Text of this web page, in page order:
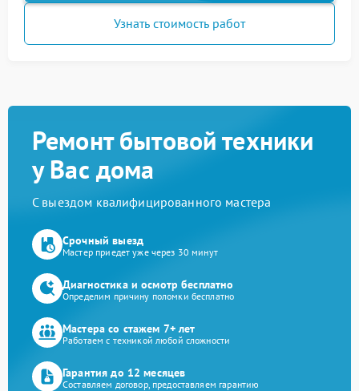
Узнать стоимость работ
Ремонт бытовой техники
у Вас дома
С выездом квалифицированного мастера
Срочный выезд
Мастер приедет уже через 30 минут
Диагностика и осмотр бесплатно
Определим причину поломки бесплатно
Мастера со стажем 7+ лет
Работаем с техникой любой сложности
Гарантия до 12 месяцев
Составляем договор, предоставляем гарантию